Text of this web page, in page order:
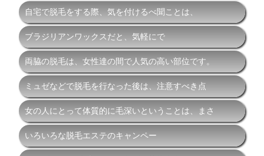
自宅で脱毛をする際、気を付けるべ聞ことは、
ブラジリアンワックスだと、気軽にで
両脇の脱毛は、女性達の間で人気の高い部位です。
ミュゼなどで脱毛を行なった後は、注意すべき点
女の人にとって体質的に毛深いということは、まさ
いろいろな脱毛エステのキャンペー